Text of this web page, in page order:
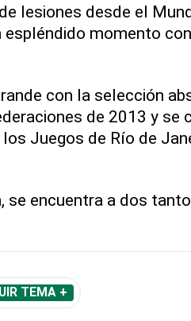
lesiones desde el
espléndido momento
con la selección
de 2013 y se
Juegos de Río de
se encuentra a dos
TEMA +